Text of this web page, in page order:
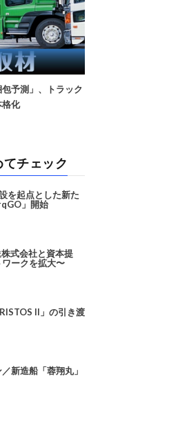
包予測」、トラック
化
てチェック
を起点とした新た
」開始
式会社と資本提
ークを拡大〜
II」の引き渡
新造船「蓉翔丸」